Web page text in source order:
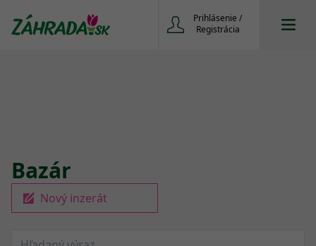
Prihlásenie /
Registrácia
Bazár
Nový inzerát